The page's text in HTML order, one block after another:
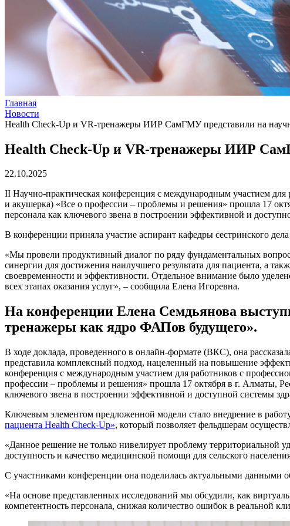
Главная
Новости
Health Check-Up и VR-тренажеры ИИР СамГМУ представили на
Health Check-Up и VR-тренажеры ИИР
22.10.2025
II Научно-практическая конференция с международным участием
и акушерка) «Все о профессии – проблемы и решения» прошла 17
персонала как ключевого звена в построении эффективной и
В конференции приняла участие аспирант кафедры сестринского
«Мы провели продуктивный диалог по ряду фундаментальных
синергии для достижения наилучшего результата для пациента, а
своевременности и эффективности. Отдельное внимание было
всех этапах оказания услуг», – сообщила Елена Игоревна.
На конференции Елена Семдьянова
тренажеры как ядро ФАПов будущего».
В ходе доклада, проведенного в онлайн-формате (ВКС), она
представила комплексный подход, нацеленный на повышение
конференция с международным участием для работников с
профессии – проблемы и решения» прошла 17 октября в г. Алматы,
ключевого звена в построении эффективной и доступной системы
Ключевым элементом предложенной модели стало внедрение в
пациента Health Check-Up», который позволяет фельдшерам
«Данное решение не только нивелирует проблему территориальной
доступность и качество медицинской помощи для сельского
С участниками конференции она поделилась актуальными данными
«На основе представленных исследований мы обсудили, как
компетентность персонала, снижая количество ошибок в реальной